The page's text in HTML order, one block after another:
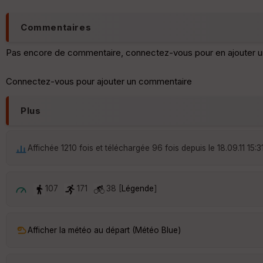
Commentaires
Pas encore de commentaire, connectez-vous pour en ajouter
Connectez-vous pour ajouter un commentaire
Plus
Affichée 1210 fois et téléchargée 96 fois depuis le 18.09.11
107 171 38 [ Légende]
Afficher la météo au départ (Météo Blue)